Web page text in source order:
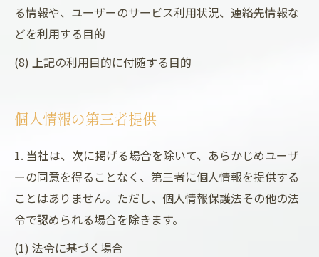
る情報や、ユーザーのサービス利用状況、連絡先情報な
どを利用する目的
(8) 上記の利用目的に付随する目的
個人情報の第三者提供
1. 当社は、次に掲げる場合を除いて、あらかじめユーザ
ーの同意を得ることなく、第三者に個人情報を提供する
ことはありません。ただし、個人情報保護法その他の法
令で認められる場合を除きます。
(1) 法令に基づく場合